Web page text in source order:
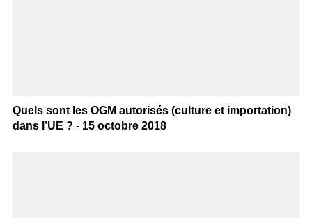
Quels sont les OGM autorisés (culture et importation)
dans l’UE ? - 15 octobre 2018